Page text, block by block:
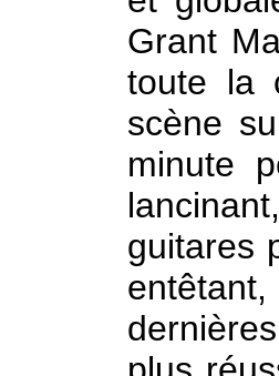
Grant
toute la
scène
minute
guitares